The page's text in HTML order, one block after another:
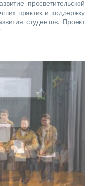
просветительской
практик и поддержку
студентов. Проект
в рамках